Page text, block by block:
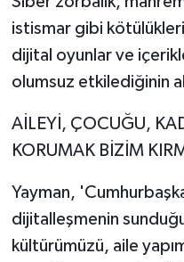
istismar gibi
dijital oyunlar ve
olumsuz etkilediğinin
AİLEYİ, ÇOCUĞU,
KORUMAK BİZİM
Yayman,
dijitalleşmenin
kültürümüzü, aile